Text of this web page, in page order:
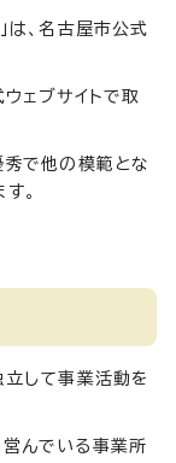
は、名古屋市公式
ェブサイトで取
秀で他の模範とな
。
立して事業活動を
んでいる事業所